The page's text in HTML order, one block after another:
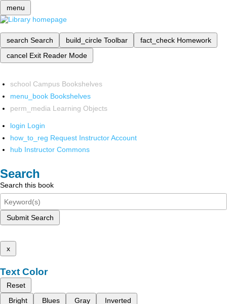
menu
search Search build_circle Toolbar fact_check Homework
cancel Exit Reader Mode
school Campus Bookshelves
menu_book Bookshelves
perm_media Learning Objects
login Login
how_to_reg Request Instructor Account
hub Instructor Commons
Search
Search this book
Submit Search
x
Text Color
Reset
Bright
Blues Gray Inverted